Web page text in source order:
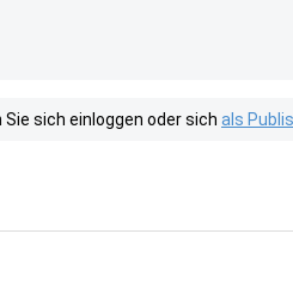
sich einloggen oder sich als